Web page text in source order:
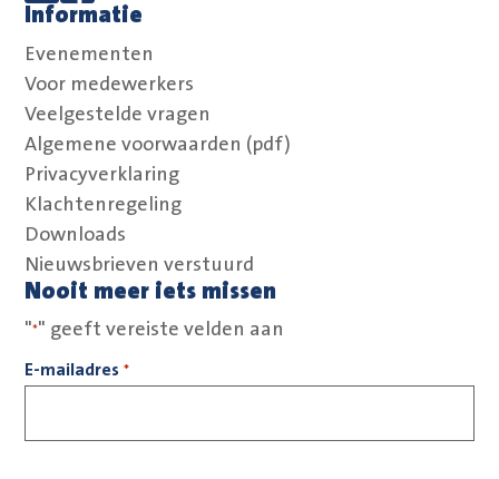
Volg ons op Linkedin
Volg ons op Facebook
Informatie
Evenementen
Voor medewerkers
Veelgestelde vragen
Algemene voorwaarden (pdf)
Privacyverklaring
Klachtenregeling
Downloads
Nieuwsbrieven verstuurd
Nooit meer iets missen
"*" geeft vereiste velden aan
E-mailadres *